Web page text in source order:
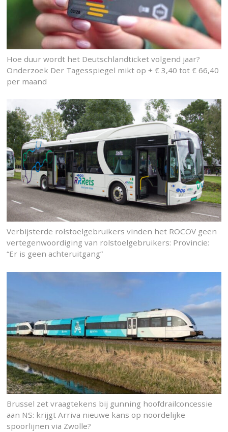
Hoe duur wordt het Deutschlandticket volgend jaar?
Onderzoek Der Tagesspiegel mikt op + € 3,40 tot € 66,40
per maand
Verbijsterde rolstoelgebruikers vinden het ROCOV geen
vertegenwoordiging van rolstoelgebruikers: Provincie:
“Er is geen achteruitgang”
Brussel zet vraagtekens bij gunning hoofdrailconcessie
aan NS: krijgt Arriva nieuwe kans op noordelijke
spoorlijnen via Zwolle?